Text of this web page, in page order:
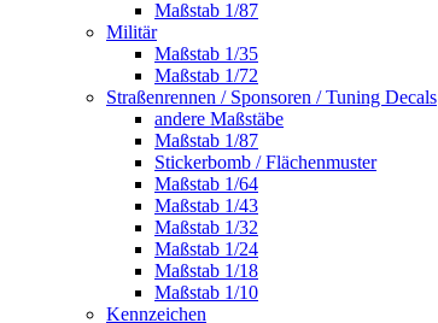
Maßstab 1/87
Militär
Maßstab 1/35
Maßstab 1/72
Straßenrennen / Sponsoren / Tuning Decals
andere Maßstäbe
Maßstab 1/87
Stickerbomb / Flächenmuster
Maßstab 1/64
Maßstab 1/43
Maßstab 1/32
Maßstab 1/24
Maßstab 1/18
Maßstab 1/10
Kennzeichen